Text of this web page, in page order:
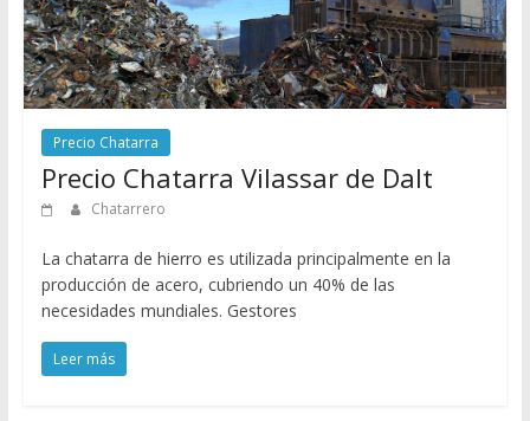
Precio Chatarra
Precio Chatarra Vilassar de Dalt
Chatarrero
La chatarra de hierro es utilizada principalmente en la
producción de acero, cubriendo un 40% de las
necesidades mundiales. Gestores
Leer más